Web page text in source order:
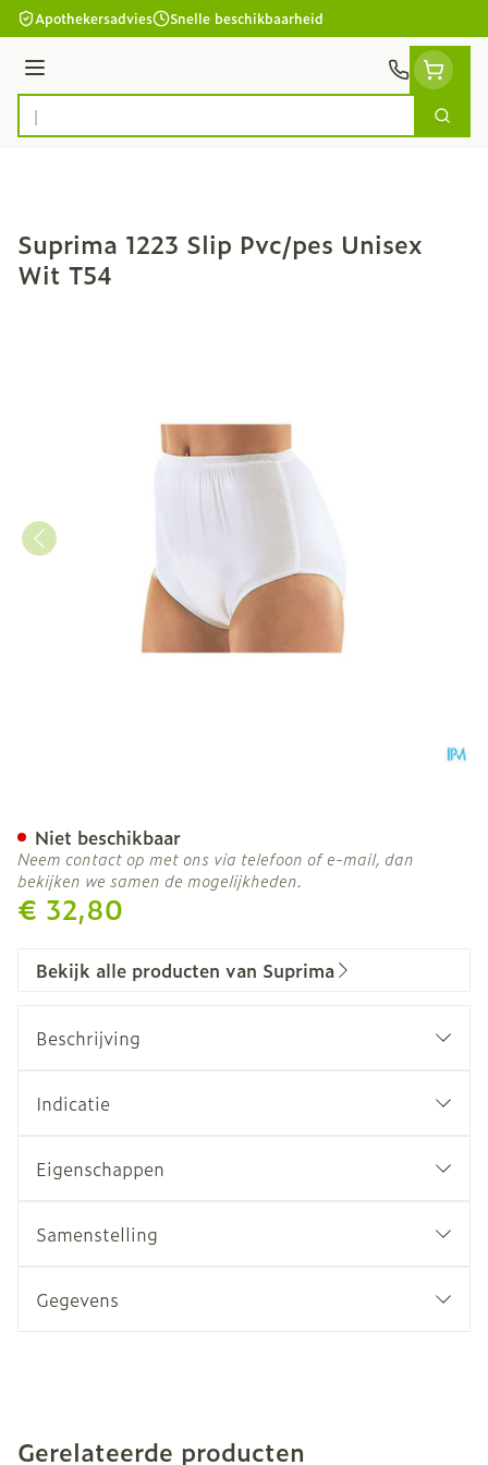
Ga naar de inhoud
Apothekersadvies Snelle beschikbaarheid
Menu
Product, merk, categorie...
Zoek
Suprima 1223 Slip Pvc/pes Unisex
Wit T54
€ 32,80
Niet beschikbaar
Neem contact op met ons via telefoon of e-mail, dan
bekijken we samen de mogelijkheden.
Bekijk alle producten van Suprima
Beschrijving
Indicatie
Eigenschappen
Samenstelling
Gegevens
Gerelateerde producten